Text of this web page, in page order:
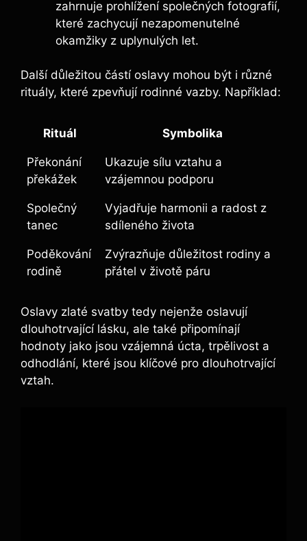
zahrnuje prohlížení společných fotografií,
které zachycují nezapomenutelné
okamžiky z uplynulých let.
Další důležitou částí oslavy mohou být i různé
rituály, které zpevňují rodinné vazby. Například:
Rituál Symbolika
Překonání
překážek
Ukazuje sílu vztahu a
vzájemnou podporu
Společný
tanec
Vyjadřuje harmonii a radost z
sdíleného života
Poděkování
rodině
Zvýrazňuje důležitost rodiny a
přátel v životě páru
Oslavy zlaté svatby tedy nejenže oslavují
dlouhotrvající lásku, ale také připomínají
hodnoty jako jsou vzájemná úcta, trpělivost a
odhodlání, které jsou klíčové pro dlouhotrvající
vztah.